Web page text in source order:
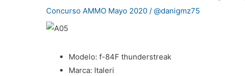
Concurso AMMO Mayo 2020 / @danigmz75
Modelo: f-84F thunderstreak
Marca: Italeri
entradas